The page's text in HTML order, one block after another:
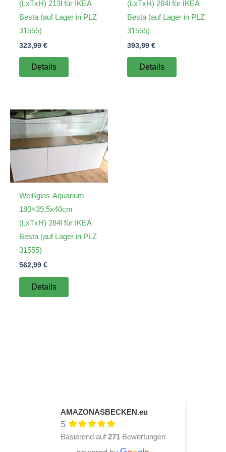
(LxTxH) 213l für IKEA
Besta (auf Lager in PLZ
31555)
323,99 €
Details
(LxTxH) 284l für IKEA
Besta (auf Lager in PLZ
31555)
393,99 €
Details
Weißglas-Aquarium
180×39,5x40cm
(LxTxH) 284l für IKEA
Besta (auf Lager in PLZ
31555)
562,99 €
Details
AMAZONASBECKEN.eu
5
Basierend auf 271 Bewertungen